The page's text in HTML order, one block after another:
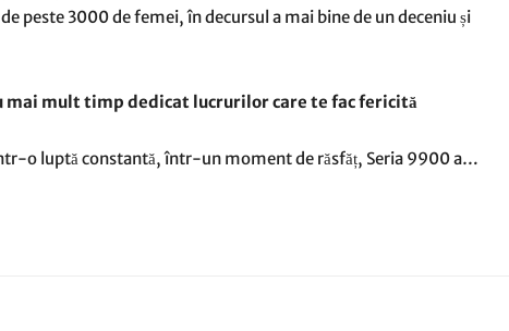
peste 3000 de femei, în decursul a mai bine de un deceniu și
mai mult timp dedicat lucrurilor care te fac fericită
o luptă constantă, într-un moment de răsfăț, Seria 9900 a…